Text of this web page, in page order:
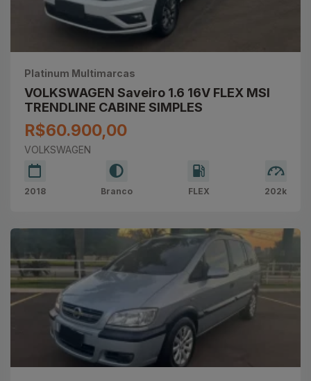
Platinum Multimarcas
VOLKSWAGEN Saveiro 1.6 16V FLEX MSI
TRENDLINE CABINE SIMPLES
R$60.900,00
VOLKSWAGEN
2018 Branco FLEX 202k